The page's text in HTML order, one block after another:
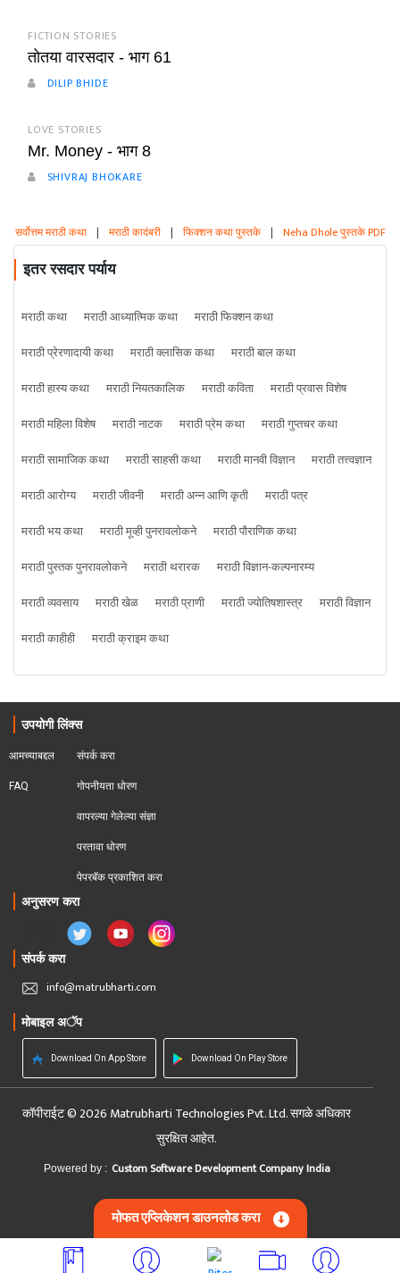
FICTION STORIES
तोतया वारसदार - भाग 61
DILIP BHIDE
LOVE STORIES
Mr. Money - भाग 8
SHIVRAJ BHOKARE
सर्वोत्तम मराठी कथा | मराठी कादंबरी | फिक्शन कथा पुस्तके | Neha Dhole पुस्तके PDF
इतर रसदार पर्याय
मराठी कथा मराठी आध्यात्मिक कथा
मराठी फिक्शन कथा
मराठी प्रेरणादायी कथा
मराठी क्लासिक कथा
मराठी बाल कथा
मराठी हास्य कथा
मराठी नियतकालिक मराठी कविता
मराठी प्रवास विशेष
मराठी महिला विशेष
मराठी नाटक मराठी प्रेम कथा
मराठी गुप्तचर कथा
मराठी सामाजिक कथा
मराठी साहसी कथा मराठी मानवी विज्ञान
मराठी तत्त्वज्ञान
मराठी आरोग्य
मराठी जीवनी मराठी अन्न आणि कृती
मराठी पत्र
मराठी भय कथा
मराठी मूव्ही पुनरावलोकने
मराठी पौराणिक कथा
मराठी पुस्तक पुनरावलोकने
मराठी थरारक
मराठी विज्ञान-कल्पनारम्य
मराठी व्यवसाय
मराठी खेळ मराठी प्राणी मराठी ज्योतिषशास्त्र
मराठी विज्ञान
मराठी काहीही
मराठी क्राइम कथा
उपयोगी लिंक्स
आमच्याबद्दल
FAQ
संपर्क करा
गोपनीयता धोरण
वापरल्या गेलेल्या संज्ञा
परतावा धोरण
पेपरबॅक प्रकाशित करा
अनुसरण करा
संपर्क करा
info@matrubharti.com
मोबाइल अॅप
Download On App Store Download On Play Store
कॉपीराईट © 2026 Matrubharti Technologies Pvt. Ltd. सगळे अधिकार
सुरक्षित आहेत.
Powered by : Custom Software Development Company India
मोफत एप्लिकेशन डाउनलोड करा